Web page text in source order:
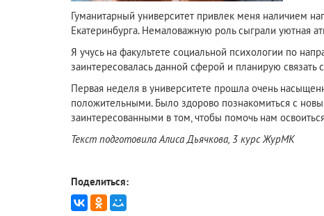
Гуманитарный университет привлек меня наличием
Екатеринбурга. Немаловажную роль сыграли уютная
Я учусь на факультете социальной психологии по
заинтересовалась данной сферой и планирую
Первая неделя в университете прошла очень
положительными. Было здорово познакомиться с
заинтересованными в том, чтобы помочь нам
Текст подготовила Алиса Дьячкова, 3 курс ЖурМК
Поделиться: